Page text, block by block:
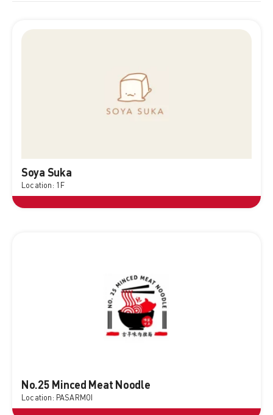
Soya Suka
Location: 1F
No.25 Minced Meat Noodle
Location: PASARMOI